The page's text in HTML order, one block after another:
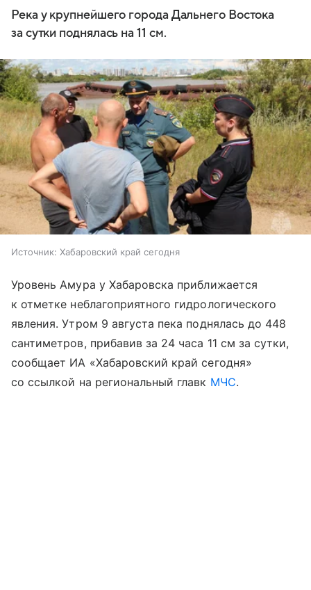
Река у крупнейшего города Дальнего Востока
за сутки поднялась на 11 см.
Источник: Хабаровский край сегодня
Уровень Амура у Хабаровска приближается
к отметке неблагоприятного гидрологического
явления. Утром 9 августа пека поднялась до 448
сантиметров, прибавив за 24 часа 11 см за сутки,
сообщает ИА «Хабаровский край сегодня»
со ссылкой на региональный главк МЧС.